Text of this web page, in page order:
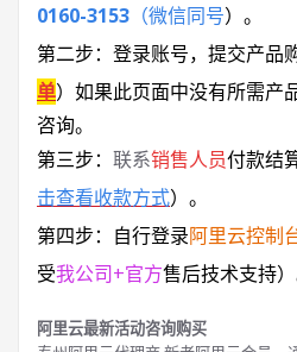
0160-3153 （微信同号） 。
第二步：登录账号，提交产品
单） 如果此页面中没有所需产
咨询。
第三步： 联系销售人员付款结
击查看收款方式）。
第四步：自行登录阿里云控制
受我公司+官方售后技术支持）
阿里云最新活动咨询购买